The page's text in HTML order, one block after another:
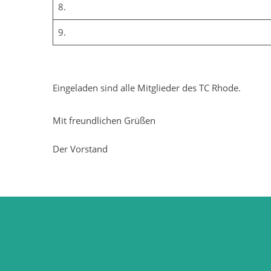
8.
9.
Eingeladen sind alle Mitglieder des TC Rhode.
Mit freundlichen Grüßen
Der Vorstand